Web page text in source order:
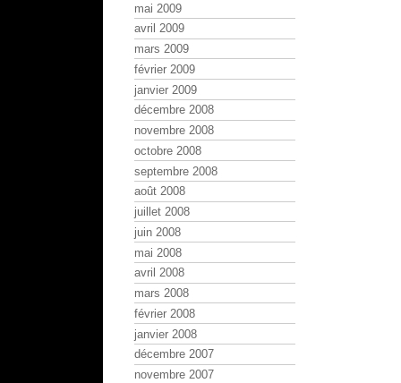
mai 2009
avril 2009
mars 2009
février 2009
janvier 2009
décembre 2008
novembre 2008
octobre 2008
septembre 2008
août 2008
juillet 2008
juin 2008
mai 2008
avril 2008
mars 2008
février 2008
janvier 2008
décembre 2007
novembre 2007